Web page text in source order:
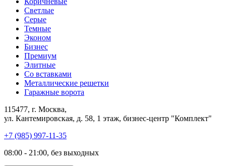
Светлые
Серые
Темные
Эконом
Бизнес
Премиум
Элитные
Со вставками
Металлические решетки
Гаражные ворота
115477, г. Москва,
ул. Кантемировская, д. 58, 1 этаж, бизнес-центр "Комплект"
+7 (985) 997-11-35
08:00 - 21:00, без выходных